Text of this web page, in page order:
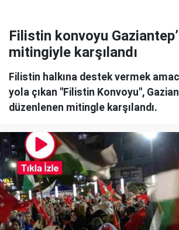
Filistin konvoyu
mitingiyle karşılandı
Filistin halkına destek vermek
yola çıkan "Filistin Konvoyu",
düzenlenen mitingle karşılandı.